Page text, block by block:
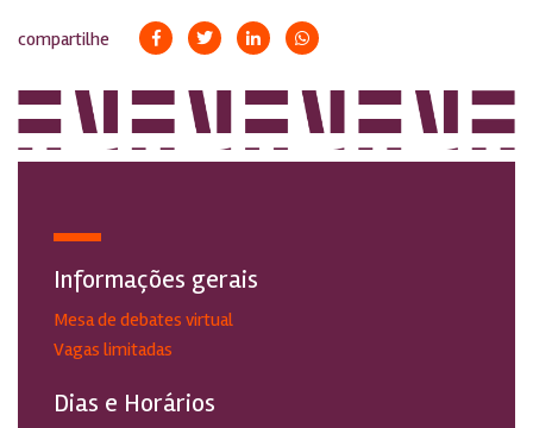
compartilhe
Informações gerais
Mesa de debates virtual
Vagas limitadas
Dias e Horários